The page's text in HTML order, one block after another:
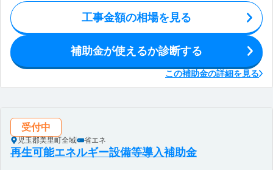
工事金額の相場を見る
補助金が使えるか診断する
この補助金の詳細を見る
受付中
児玉郡美里町全域 省エネ
再生可能エネルギー設備等導入補助金